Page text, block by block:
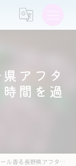
アフタ
間を過
野県アフタヌーンティーで癒し時間を過ごす秘訣